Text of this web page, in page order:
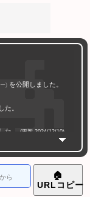
) を公開しました。
た。
た。(更新 2024/12/10)
。ら
🏠
URL コピー